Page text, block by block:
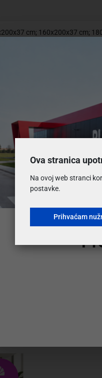
cm; 160x200x37 cm;
podizna
Ova stranica
Na ovoj web stranci
postavke.
Prihvaćam